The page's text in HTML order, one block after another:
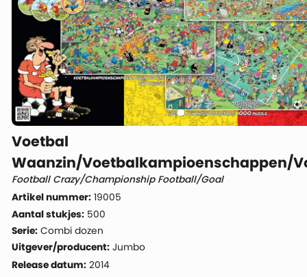
Voetbal
Waanzin/Voetbalkampioenschappen/
Football Crazy/Championship Football/Goal
Artikel nummer: 19005
Aantal stukjes: 500
Serie: Combi dozen
Uitgever/producent: Jumbo
Release datum: 2014